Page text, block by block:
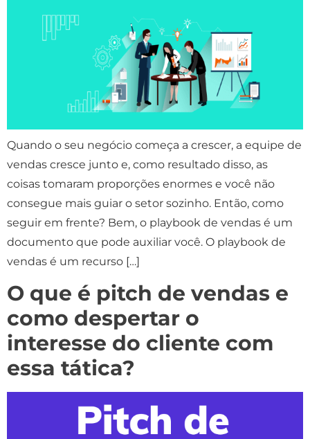
Quando o seu negócio começa a crescer, a equipe de
vendas cresce junto e, como resultado disso, as
coisas tomaram proporções enormes e você não
consegue mais guiar o setor sozinho. Então, como
seguir em frente? Bem, o playbook de vendas é um
documento que pode auxiliar você. O playbook de
vendas é um recurso […]
O que é pitch de vendas e
como despertar o
interesse do cliente com
essa tática?